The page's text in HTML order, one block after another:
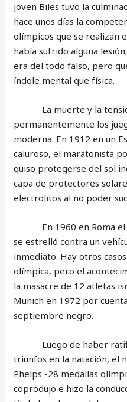
joven Biles tuvo la
hace unos días la
olímpicos que se realizan
había sufrido alguna
era del todo falso, pero
índole mental que física.
La muerte y la tensión
permanentemente los
moderna. En 1912 en un
caluroso, el maratonista
quiso protegerse del sol
capa de protectores
electrolitos al no poder
En 1960 en Roma el
se estrelló contra un
inmediato. Hay otros
olímpica, pero el
la masacre de 12 atletas
Munich en 1972 por
septiembre negro.
Luego de haber
triunfos en la natación, el
Phelps -28 medallas
coprodujo e hizo la